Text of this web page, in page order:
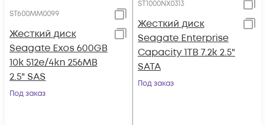
ST600MM0099
Жесткий диск
Seagate Exos 600GB
10k 512e/4kn 256MB
2.5" SAS
Под заказ
ST1000NX0313
Жесткий диск
Seagate Enterprise
Capacity 1TB 7.2k 2.5"
SATA
Под заказ